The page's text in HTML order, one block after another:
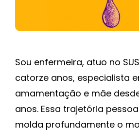
Sou enfermeira, atuo no
catorze anos, especialista
amamentação e mãe
anos. Essa trajetória
molda profundamente o